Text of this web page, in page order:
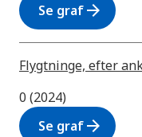
Se grafarrow_forward
Flygtninge, efter
0 (2024)
Se grafarrow_forward